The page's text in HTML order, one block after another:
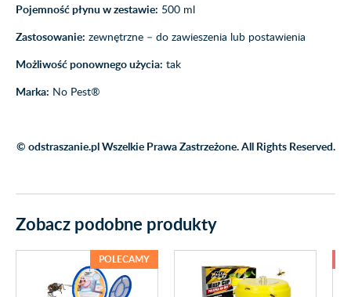
Pojemność płynu w zestawie: 500 ml
Zastosowanie: zewnętrzne – do zawieszenia lub postawienia
Możliwość ponownego użycia: tak
Marka: No Pest®
© odstraszanie.pl Wszelkie Prawa Zastrzeżone. All Rights Reserved.
Zobacz podobne produkty
POLECAMY